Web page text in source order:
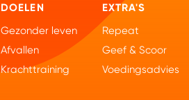
DOELEN
Gezonder leven
Afvallen
Krachttraining
EXTRA'S
Repeat
Geef & Scoor
Voedingsadvies